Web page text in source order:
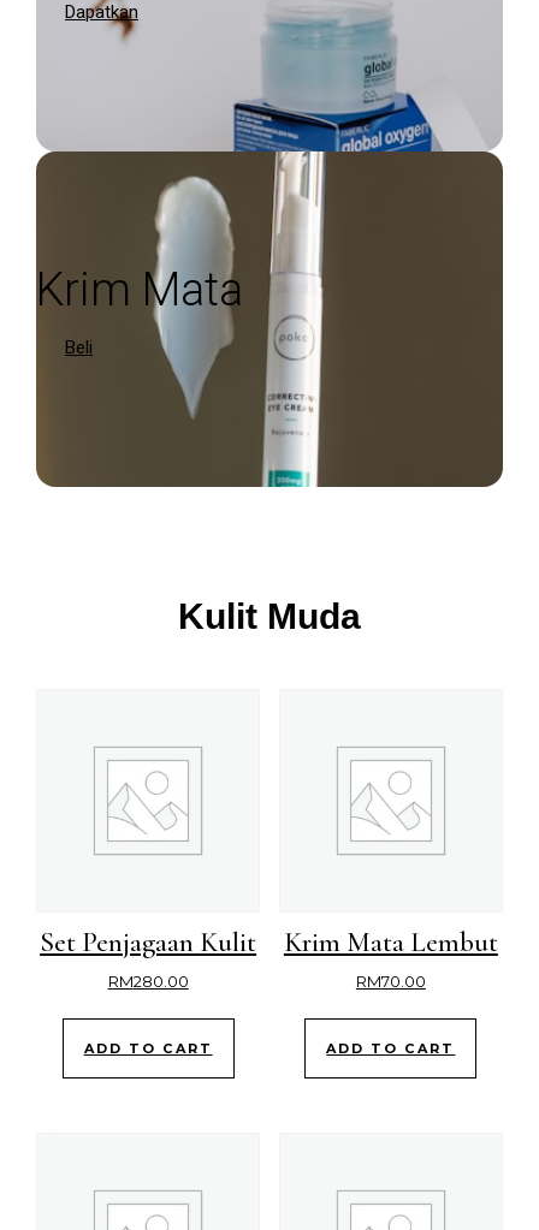
Dapatkan
Krim Mata
Beli
Kulit Muda
Set Penjagaan Kulit
RM280.00
ADD TO CART
Krim Mata Lembut
RM70.00
ADD TO CART